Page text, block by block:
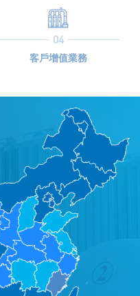
04
客戶增值業務